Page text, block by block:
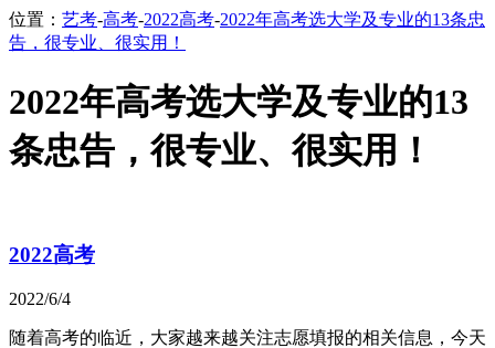
位置： 艺考-高考-2022高考-2022年高考选大学及专业的13条忠
告，很专业、很实用！
2022年高考选大学及专业的13
条忠告，很专业、很实用！
2022高考
2022/6/4
随着高考的临近，大家越来越关注志愿填报的相关信息，今天